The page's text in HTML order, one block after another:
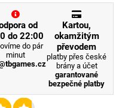
od
do 22:00
do pár
minut
Kartou,
okamžitým
převodem
platby přes české
brány a účet
garantované
bezpečné platby